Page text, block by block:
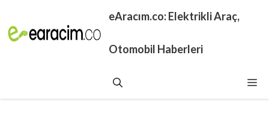
eAracım.co: Elektrikli Araç,
Otomobil Haberleri